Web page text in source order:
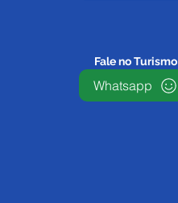
Fale no Turismo
Whatsapp